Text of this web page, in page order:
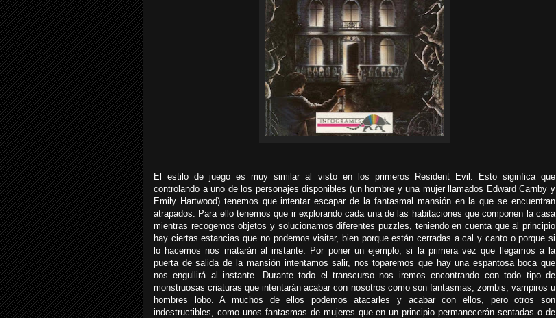
El estilo de juego es muy similar al visto en los primeros Resident Evil. Esto siginfica que
controlando a uno de los personajes disponibles (un hombre y una mujer llamados Edward Carnby y
Emily Hartwood) tenemos que intentar escapar de la fantasmal mansión en la que se encuentran
atrapados. Para ello tenemos que ir explorando cada una de las habitaciones que componen la casa
mientras recogemos objetos y solucionamos diferentes puzzles, teniendo en cuenta que al principio
hay ciertas estancias que no podemos visitar, bien porque están cerradas a cal y canto o porque si
lo hacemos nos matarán al instante. Por poner un ejemplo, si la primera vez que llegamos a la
puerta de salida de la mansión intentamos salir, nos toparemos que hay una espantosa boca que
nos engullirá al instante. Durante todo el transcurso nos iremos encontrando con todo tipo de
monstruosas criaturas que intentarán acabar con nosotros como son fantasmas, zombis, vampiros u
hombres lobo. A muchos de ellos podemos atacarles y acabar con ellos, pero otros son
indestructibles, como unos fantasmas de mujeres que en un principio permanecerán sentadas o de